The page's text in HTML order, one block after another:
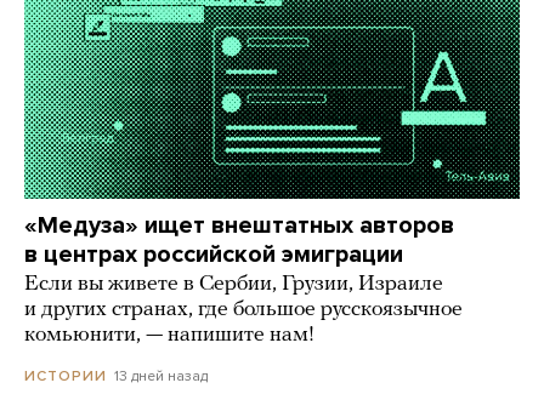
«Медуза» ищет внештатных авторов
в центрах российской эмиграции
Если вы живете в Сербии, Грузии, Израиле
и других странах, где большое русскоязычное
комьюнити, — напишите нам!
ИСТОРИИ 13 дней назад